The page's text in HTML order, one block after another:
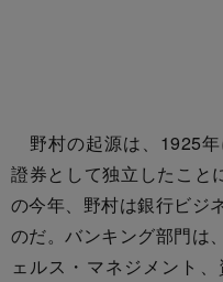
野村の起源は、1925
證券として独立したこと
の今年、野村は銀行ビジ
のだ。バンキング部門は
ェルス・マネジメント